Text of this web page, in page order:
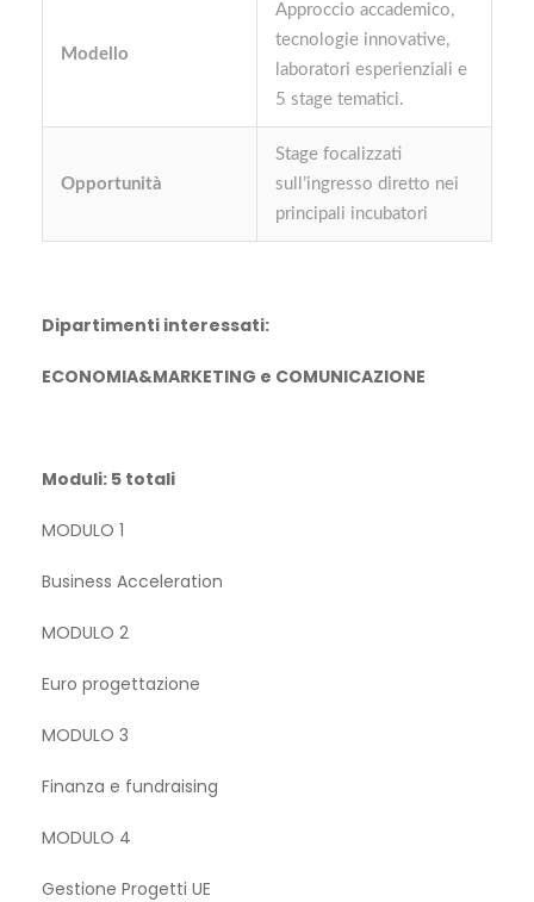
Modello
Approccio accademico,
tecnologie innovative,
laboratori esperienziali e
5 stage tematici.
Opportunità
Stage focalizzati
sull’ingresso diretto nei
principali incubatori
Dipartimenti interessati:
ECONOMIA&MARKETING e COMUNICAZIONE
Moduli: 5 totali
MODULO 1
Business Acceleration
MODULO 2
Euro progettazione
MODULO 3
Finanza e fundraising
MODULO 4
Gestione Progetti UE